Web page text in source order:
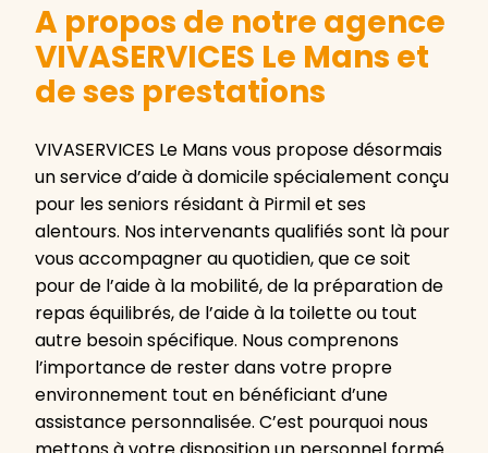
A propos de notre agence
VIVASERVICES Le Mans et
de ses prestations
VIVASERVICES Le Mans vous propose désormais
un service d’aide à domicile spécialement conçu
pour les seniors résidant à Pirmil et ses
alentours. Nos intervenants qualifiés sont là pour
vous accompagner au quotidien, que ce soit
pour de l’aide à la mobilité, de la préparation de
repas équilibrés, de l’aide à la toilette ou tout
autre besoin spécifique. Nous comprenons
l’importance de rester dans votre propre
environnement tout en bénéficiant d’une
assistance personnalisée. C’est pourquoi nous